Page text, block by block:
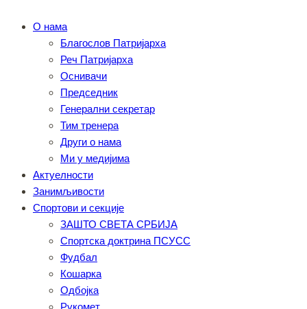
О нама
Благослов Патријарха
Реч Патријарха
Оснивачи
Председник
Генерални секретар
Тим тренера
Други о нама
Ми у медијима
Актуелности
Занимљивости
Спортови и секције
ЗАШТО СВЕТА СРБИЈА
Спортска доктрина ПСУСС
Фудбал
Кошарка
Одбојка